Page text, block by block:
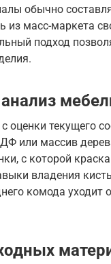
обычно
из масс-маркета
подход
оценки текущего
или массив
с которой
владения
комода уходит